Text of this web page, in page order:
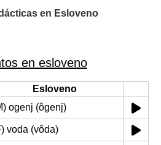
en Esloveno
en esloveno
Esloveno
ogenj (ôgenj)
voda (vôda)